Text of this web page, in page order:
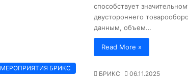
способствует
двустороннего
данным, объем…
Read More »
МЕРОПРИЯТИЯ БРИКС
БРИКС 06.11.2025